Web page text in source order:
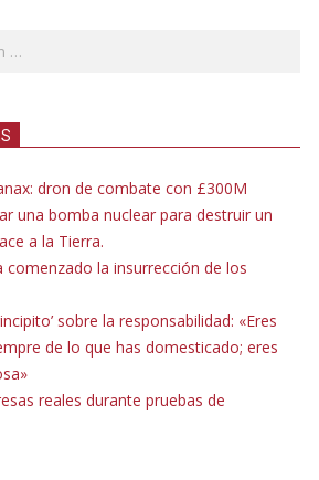
dron de combate con £300M
una bomba nuclear para destruir un
a la Tierra.
comenzado la insurrección de los
sobre la responsabilidad: «Eres
de lo que has domesticado; eres
reales durante pruebas de